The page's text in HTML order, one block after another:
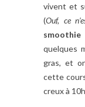
vivent et
(Ouf, ce
quelques
gras, et
cette
creux à